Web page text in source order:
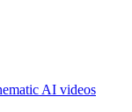
AI videos